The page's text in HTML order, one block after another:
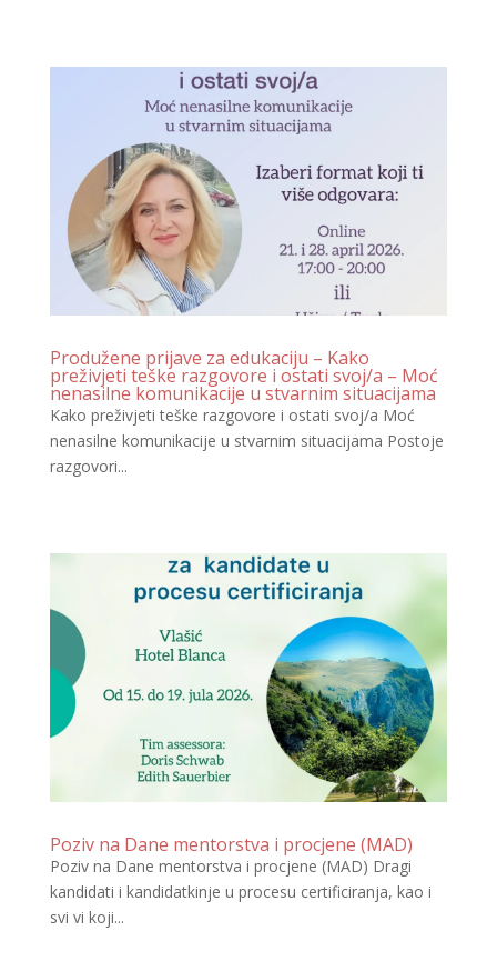
Produžene prijave za edukaciju – Kako
preživjeti teške razgovore i ostati svoj/a – Moć
nenasilne komunikacije u stvarnim situacijama
Kako preživjeti teške razgovore i ostati svoj/a Moć
nenasilne komunikacije u stvarnim situacijama Postoje
razgovori...
Poziv na Dane mentorstva i procjene (MAD)
Poziv na Dane mentorstva i procjene (MAD) Dragi
kandidati i kandidatkinje u procesu certificiranja, kao i
svi vi koji...